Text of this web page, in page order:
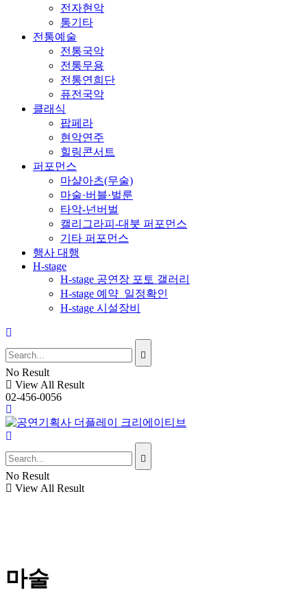
전자현악
통기타
전통예술
전통국악
전통무용
전통연희단
퓨전국악
클래식
팝페라
현악연주
힐링콘서트
퍼포먼스
마샬아츠(무술)
마술·버블·벌룬
타악-넌버벌
캘리그라피-대붓 퍼포먼스
기타 퍼포먼스
행사 대행
H-stage
H-stage 공연장 포토 갤러리
H-stage 예약_일정확인
H-stage 시설장비
No Result
View All Result
02-456-0056
No Result
View All Result
마술